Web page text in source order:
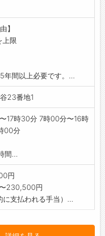
】
上限
年間以上必要です。...
23番地1
17時30分 7時00分〜16時
00分
間...
円
230,500円
に支払われる手当）...